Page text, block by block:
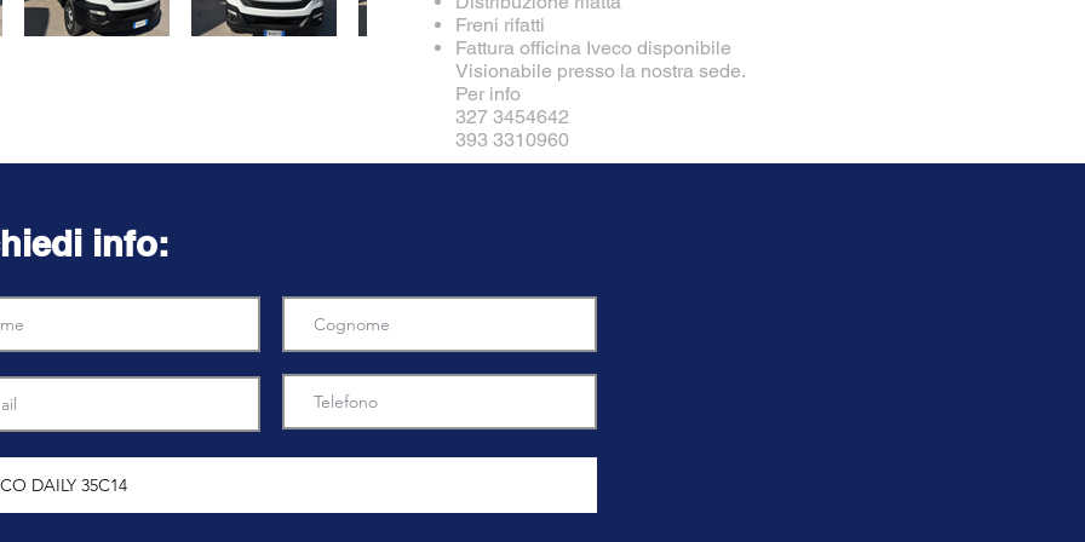
Freni rifatti
Fattura officina Iveco disponibile
Visionabile presso la nostra sede.
Per info
327 3454642
393 3310960
info: